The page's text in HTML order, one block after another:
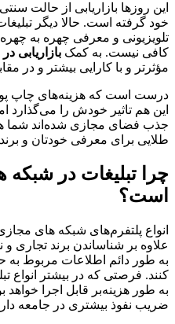
این روزها بازاریابی از حالت
خود گرفته ‌است. حالا دیگر
تلویزیونی و معرفی چهره ‌به
کافی نیست. به کمک بازاریابی
مؤثرتر و با کارایی بیشتر و در
درست است که هزینه‌های چاپ
این‌ هم تاثیر خودش را می‌گذارد
جذب فضای مجازی شده‌اند شما
طلایی برای معرفی خودتان و
چرا تبلیغات در
است؟
انواع پلتفرم‌های شبکه های
علاوه ‌بر شناساندن برند
به ‌طور دائم اطلاعات مربوط
کنند. فرصتی که در بیشتر انواع
به ‌طور هزینه‌بر قابل ‌اجرا خواهد
ضریب نفوذ بیشتری در جامعه